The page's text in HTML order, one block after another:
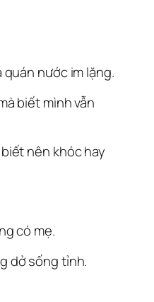
nước im lặng.
biết mình vẫn
nên khóc hay
có mẹ.
dở sống tỉnh.